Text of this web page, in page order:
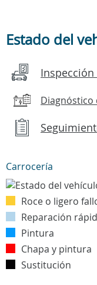
Estado del
Inspección
Diagnóstico
Carrocería
Roce o ligero
Reparación
Pintura
Chapa y pintura
Sustitución